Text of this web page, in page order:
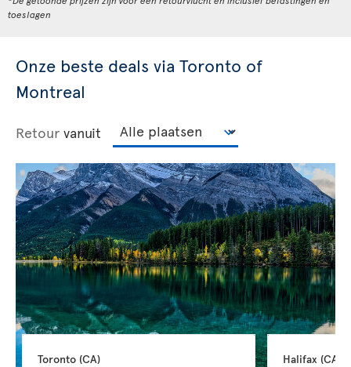
toeslagen
Onze beste deals via Toronto of
Montreal
Retour vanuit
Toronto (CA) Halifax (CA)